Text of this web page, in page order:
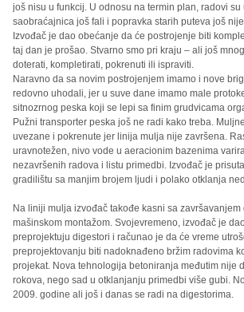
još nisu u funkcij. U odnosu na termin plan, radovi
saobraćajnica još fali i popravka starih puteva još
Izvođač je dao obećanje da će postrojenje biti
taj dan je prošao. Stvarno smo pri kraju – ali još
doterati, kompletirati, pokrenuti ili ispraviti.
Naravno da sa novim postrojenjem imamo i nove
redovno uhodali, jer u suve dane imamo male
sitnozrnog peska koji se lepi sa finim grudvicama
Pužni transporter peska još ne radi kako treba.
uvezane i pokrenute jer linija mulja nije završena.
uravnotežen, nivo vode u aeracionim bazenima
nezavršenih radova i listu primedbi. Izvođač je
gradilištu sa manjim brojem ljudi i polako otklanja
Na liniji mulja izvođač takođe kasni sa završavanjem
mašinskom montažom. Svojevremeno, izvođač je
preprojektuju digestori i računao je da će vreme
preprojektovanju biti nadoknađeno bržim radovima
projekat. Nova tehnologija betoniranja međutim nije
rokova, nego sad u otklanjanju primedbi više gubi.
2009. godine ali još i danas se radi na digestorima.